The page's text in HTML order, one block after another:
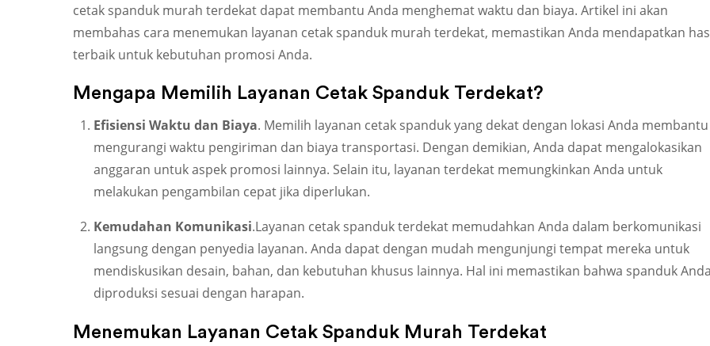
cetak spanduk murah terdekat dapat membantu Anda menghemat waktu dan biaya. Artikel ini akan
membahas cara menemukan layanan cetak spanduk murah terdekat, memastikan Anda mendapatkan
terbaik untuk kebutuhan promosi Anda.
Mengapa Memilih Layanan Cetak Spanduk Terdekat?
Efisiensi Waktu dan Biaya. Memilih layanan cetak spanduk yang dekat dengan lokasi Anda membantu
mengurangi waktu pengiriman dan biaya transportasi. Dengan demikian, Anda dapat mengalokasikan
anggaran untuk aspek promosi lainnya. Selain itu, layanan terdekat memungkinkan Anda untuk
melakukan pengambilan cepat jika diperlukan.
Kemudahan Komunikasi.Layanan cetak spanduk terdekat memudahkan Anda dalam berkomunikasi
langsung dengan penyedia layanan. Anda dapat dengan mudah mengunjungi tempat mereka untuk
mendiskusikan desain, bahan, dan kebutuhan khusus lainnya. Hal ini memastikan bahwa spanduk
diproduksi sesuai dengan harapan.
Menemukan Layanan Cetak Spanduk Murah Terdekat